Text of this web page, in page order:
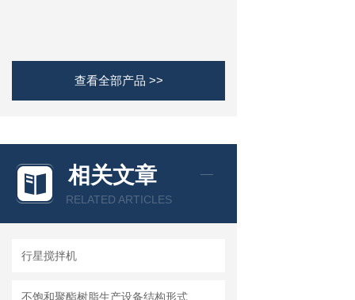
查看全部产品 >>
相关文章
RELATED ARTICLES
行星搅拌机
不饱和聚酯树脂生产设备结构形式